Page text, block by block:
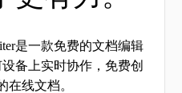
是一款免费的文档编辑
备上实时协作，免费创
在线文档。